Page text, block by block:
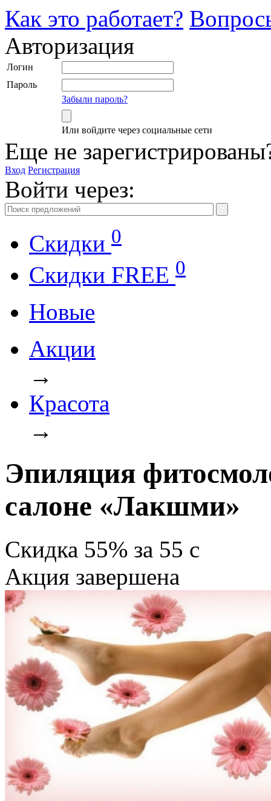
Как это работает?
Авторизация
Логин
Пароль
Забыли пароль?
Или войдите через социальные сети
Еще не
Вход Регистрация
Войти через:
Скидки 0
Cкидки FREE 0
Новые
Акции
→
Красота
→
Эпиляция
салоне «Лакшми»
Скидка 55% за 55 c
Акция завершена